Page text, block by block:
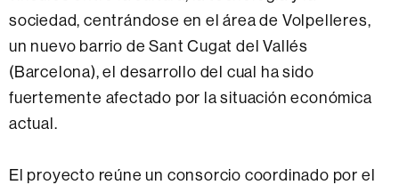
sociedad, centrándose en el área de Volpelleres,
un nuevo barrio de Sant Cugat del Vallés
(Barcelona), el desarrollo del cual ha sido
fuertemente afectado por la situación económica
actual.
El proyecto reúne un consorcio coordinado por el